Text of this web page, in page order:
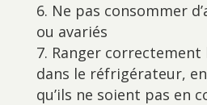
Ne pas consommer
ou avariés
Ranger correctement
dans le réfrigérateur,
qu’ils ne soient pas en